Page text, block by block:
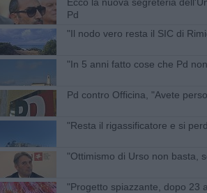
Pd
"Il nodo vero resta il SIC di
"In 5 anni fatto cose che Pd
Pd contro Officina, "Avete
"Resta il rigassificatore e si
"Ottimismo di Urso non basta,
"Progetto spiazzante, dopo 23